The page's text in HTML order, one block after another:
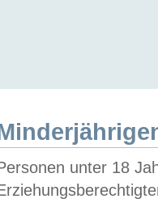
unter 18